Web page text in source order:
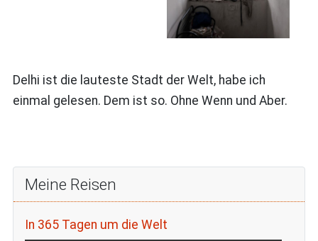
Delhi ist die lauteste Stadt der Welt, habe ich
einmal gelesen. Dem ist so. Ohne Wenn und Aber.
Meine Reisen
In 365 Tagen um die Welt